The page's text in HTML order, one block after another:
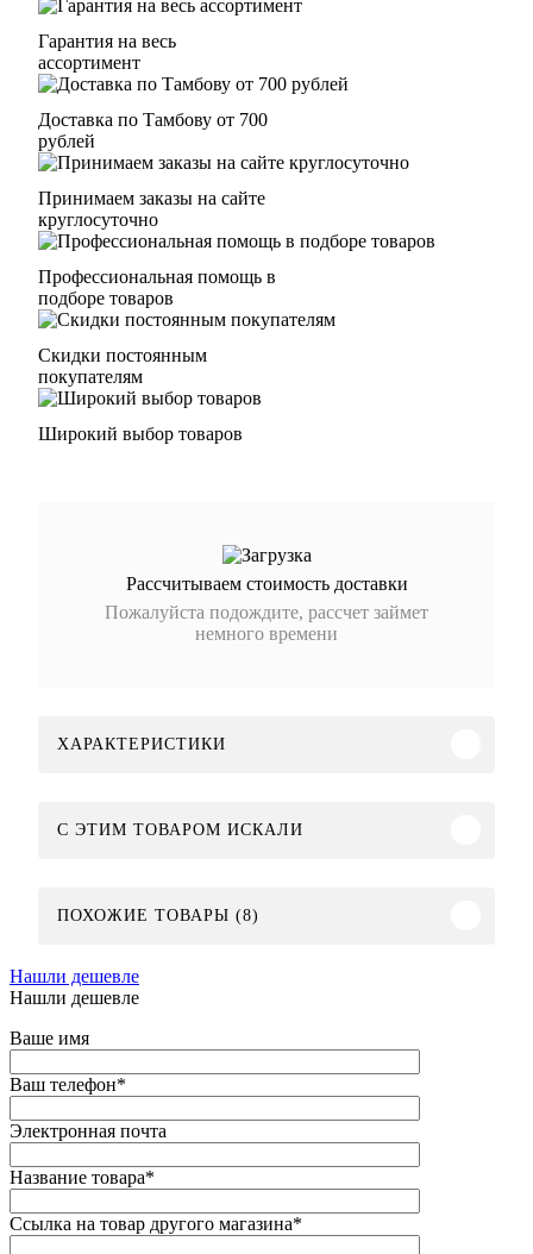
Гарантия на весь
ассортимент
Доставка по Тамбову от 700
рублей
Принимаем заказы на сайте
круглосуточно
Профессиональная помощь в
подборе товаров
Скидки постоянным
покупателям
Широкий выбор товаров
Рассчитываем стоимость доставки
Пожалуйста подождите, рассчет займет
немного времени
ХАРАКТЕРИСТИКИ
C ЭТИМ ТОВАРОМ ИСКАЛИ
ПОХОЖИЕ ТОВАРЫ (8)
Нашли дешевле
Нашли дешевле
Ваше имя
Ваш телефон*
Электронная почта
Название товара*
Ссылка на товар другого магазина*